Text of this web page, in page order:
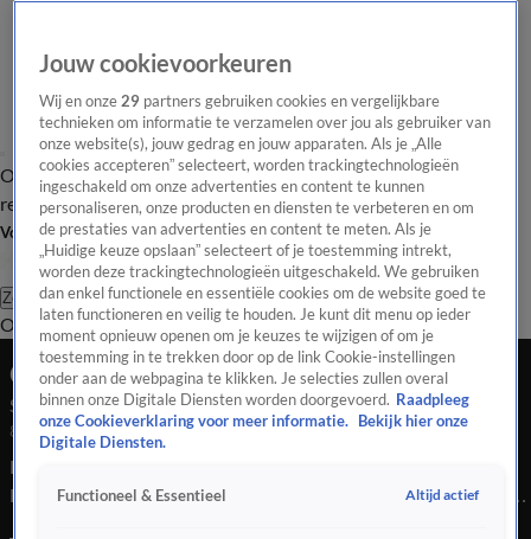
Overzicht Laatste nieuws Regionieuws Het beste van Hart
Tip de
redactie
Volg Hart van Nederland
Zoeken
OverzichtRegioUitzendingenWeerTip de redactiePanelVideo's
Ochtend Editie
Seizoen 2026, aflevering 1954
8 mei, 08:00
Bekijk aflevering 1954 van Hart van Nederland - Ochtend
Editie uit seizoen 2026 hier. Deze aflevering is uitgezonden op
Jouw cookievoorkeuren
Wij en onze29 partners gebruiken cookies en vergelijkbare
technieken om informatie te verzamelen over jou als gebruiker van
onze website(s), jouw gedrag en jouw apparaten. Als je „Alle
cookies accepteren” selecteert, worden trackingtechnologieën
ingeschakeld om onze advertenties en content te kunnen
personaliseren, onze producten en diensten te verbeteren en om
de prestaties van advertenties en content te meten. Als je
„Huidige keuze opslaan” selecteert of je toestemming intrekt,
worden deze trackingtechnologieën uitgeschakeld. We gebruiken
dan enkel functionele en essentiële cookies om de website goed te
laten functioneren en veilig te houden. Je kunt dit menu op ieder
moment opnieuw openen om je keuzes te wijzigen of om je
toestemming in te trekken door op de link Cookie-instellingen
onder aan de webpagina te klikken. Je selecties zullen overal
binnen onze Digitale Diensten worden doorgevoerd. Raadpleeg
onze Cookieverklaring voor meer informatie.
Bekijk hier onze
Digitale Diensten.
Functioneel & Essentieel Altijd actief